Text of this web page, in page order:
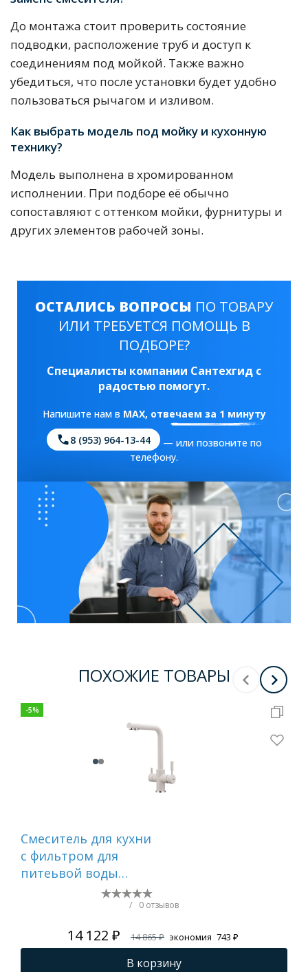
До монтажа стоит проверить состояние
подводки, расположение труб и доступ к
соединениям под мойкой. Также важно
убедиться, что после установки будет удобно
пользоваться рычагом и изливом.
Как выбрать модель под мойку и кухонную
технику?
Модель выполнена в хромированном
исполнении. При подборе её обычно
сопоставляют с оттенком мойки, фурнитуры и
других элементов рабочей зоны.
ОСТАЛИСЬ ВОПРОСЫ ПО ТОВАРУ
ИЛИ ТРЕБУЕТСЯ ПОМОЩЬ В
ПОДБОРЕ?
Специалисты компании Сантехгид с
радостью помогут.
Напишите нам в MAX, отвечаем за 1 минуту
8 (953) 964-13-44
— или позвоните по
телефону.
ПОХОЖИЕ ТОВАРЫ
-5%
Смеситель для кухни
c фильтром для
питеьвой воды
молочный FRAP
/ 0 отзывов
14 122 ₽ 14 865 ₽ экономия 743 ₽
В корзину